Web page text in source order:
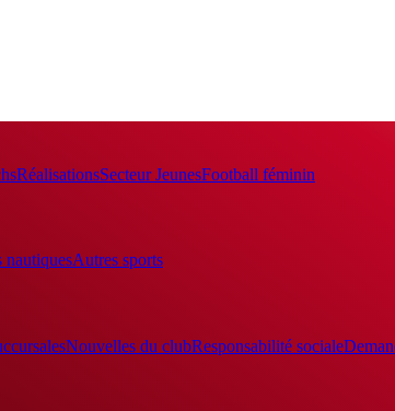
RéalisationsSecteur JeunesFootball féminin
nautiquesAutres sports
Nouvelles du clubResponsabilité sociale